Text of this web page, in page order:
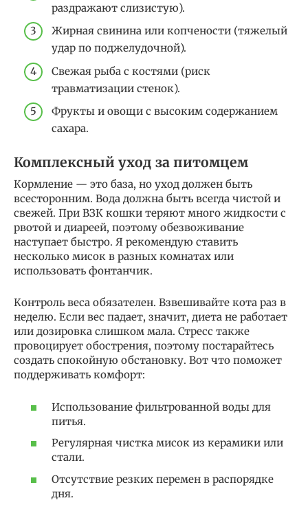
раздражают слизистую).
Жирная свинина или копчености (тяжелый
удар по поджелудочной).
Свежая рыба с костями (риск
травматизации стенок).
Фрукты и овощи с высоким содержанием
сахара.
Комплексный уход за питомцем
Кормление — это база, но уход должен быть
всесторонним. Вода должна быть всегда чистой и
свежей. При ВЗК кошки теряют много жидкости с
рвотой и диареей, поэтому обезвоживание
наступает быстро. Я рекомендую ставить
несколько мисок в разных комнатах или
использовать фонтанчик.
Контроль веса обязателен. Взвешивайте кота раз в
неделю. Если вес падает, значит, диета не работает
или дозировка слишком мала. Стресс также
провоцирует обострения, поэтому постарайтесь
создать спокойную обстановку. Вот что поможет
поддерживать комфорт:
Использование фильтрованной воды для
питья.
Регулярная чистка мисок из керамики или
стали.
Отсутствие резких перемен в распорядке
дня.